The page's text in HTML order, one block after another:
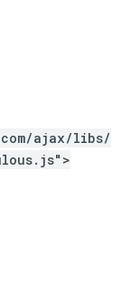
ajax/libs/